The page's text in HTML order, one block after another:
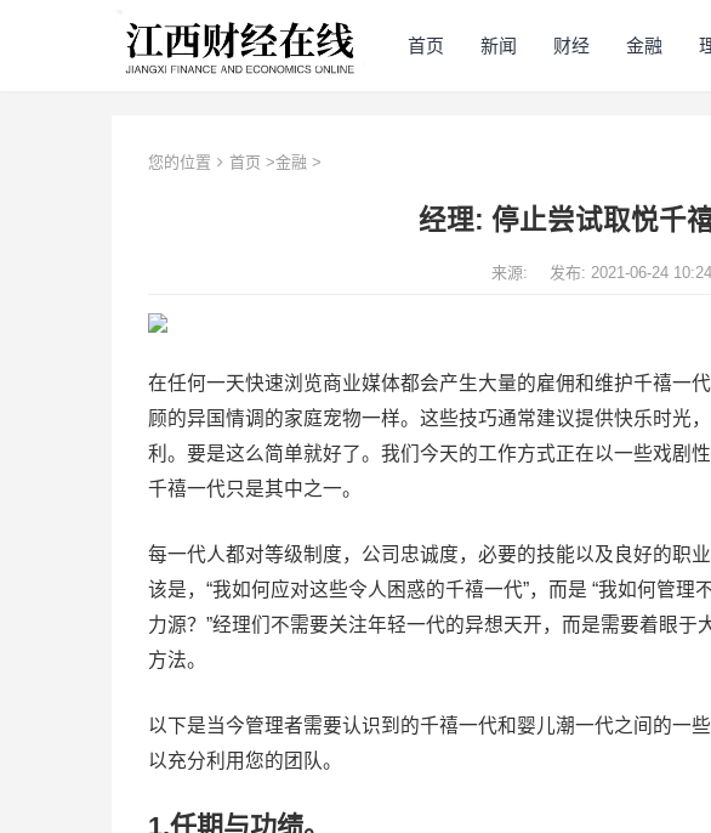
首页 新闻 财经 金融
您的位置 首页 >金融 >
经理: 停止尝试取悦千
来源: 发布: 2021-06-24
在任何一天快速浏览商业媒体都会产生大量的雇佣和维护千禧一
顾的异国情调的家庭宠物一样。这些技巧通常建议提供快乐时光
利。要是这么简单就好了。我们今天的工作方式正在以一些戏剧
千禧一代只是其中之一。
每一代人都对等级制度，公司忠诚度，必要的技能以及良好的职
该是，“我如何应对这些令人困惑的千禧一代”，而是 “我如何管
力源？”经理们不需要关注年轻一代的异想天开，而是需要着眼于
方法。
以下是当今管理者需要认识到的千禧一代和婴儿潮一代之间的一
以充分利用您的团队。
1.任期与功绩。